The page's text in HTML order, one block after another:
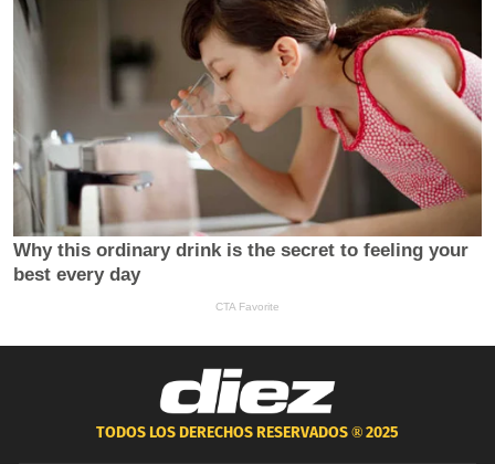
TODOS LOS DERECHOS RESERVADOS ®2025